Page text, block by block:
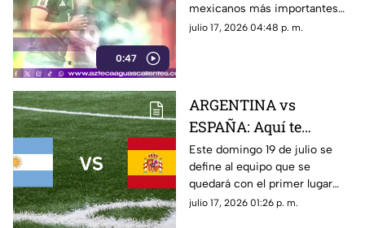
0:47
mexicanos más importantes
tras destacar en Europa,
julio 17, 2026 04:48 p. m.
ARGENTINA vs
ESPAÑA: Aquí te
decimos donde ver en
vivo y gratis la final de
la Copa Mundial de la
FIFA 2026™ este
Este domingo 19 de julio se
define al equipo que se
quedará con el primer lugar
entre Argentina y España.
julio 17, 2026 01:26 p. m.